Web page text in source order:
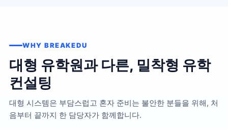
WHY BREAKEDU
대형 유학원과 다른, 밀착형 유학
컨설팅
대형 시스템은 부담스럽고 혼자 준비는 불안한 분들을 위해, 처
음부터 끝까지 한 담당자가 함께합니다.